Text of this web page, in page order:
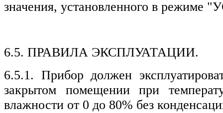
значения, установленного в
6.5. ПРАВИЛА ЭКСПЛУАТАЦИИ.
6.5.1. Прибор должен
закрытом помещении при
влажности от 0 до 80% без